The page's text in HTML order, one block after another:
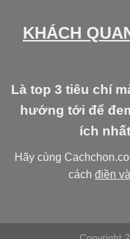
KHÁCH
Là top 3 tiêu chí
hướng tới để
ích
Hãy cùng
cách điền